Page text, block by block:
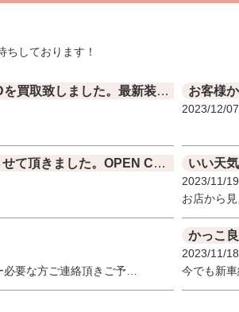
ちしております！
ボルボXC90T8ツインエンジンAWDを買取致しました。最新装備がすごく、試乗しましたが良い車ですね
2023/12/
人気カラーの極上ジム二ーを買取させて頂きました。OPEN COUNTRY しかもバリ山です いい天
2023/11/
お店から
要な方ご連絡頂きご予…
かっこ
2023/11/
今でも新